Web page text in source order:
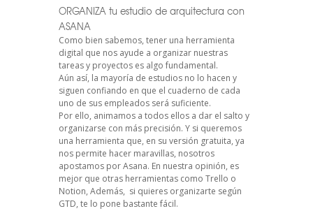
ORGANIZA tu estudio de arquitectura con
ASANA
Como bien sabemos, tener una herramienta
digital que nos ayude a organizar nuestras
tareas y proyectos es algo fundamental.
Aún así, la mayoría de estudios no lo hacen y
siguen confiando en que el cuaderno de cada
uno de sus empleados será suficiente.
Por ello, animamos a todos ellos a dar el salto y
organizarse con más precisión. Y si queremos
una herramienta que, en su versión gratuita, ya
nos permite hacer maravillas, nosotros
apostamos por Asana. En nuestra opinión, es
mejor que otras herramientas como Trello o
Notion, Además, si quieres organizarte según
GTD, te lo pone bastante fácil.